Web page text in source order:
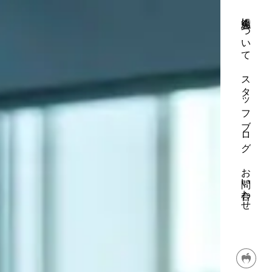
篤志会について
スタッフブログ
お問い合わせ